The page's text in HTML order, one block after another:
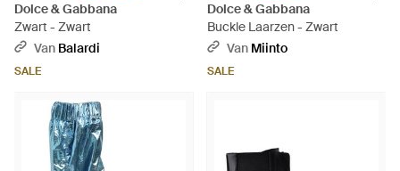
Dolce & Gabbana
Zwart - Zwart
Van Balardi
SALE
Dolce & Gabbana
Buckle Laarzen - Zwart
Van Miinto
SALE